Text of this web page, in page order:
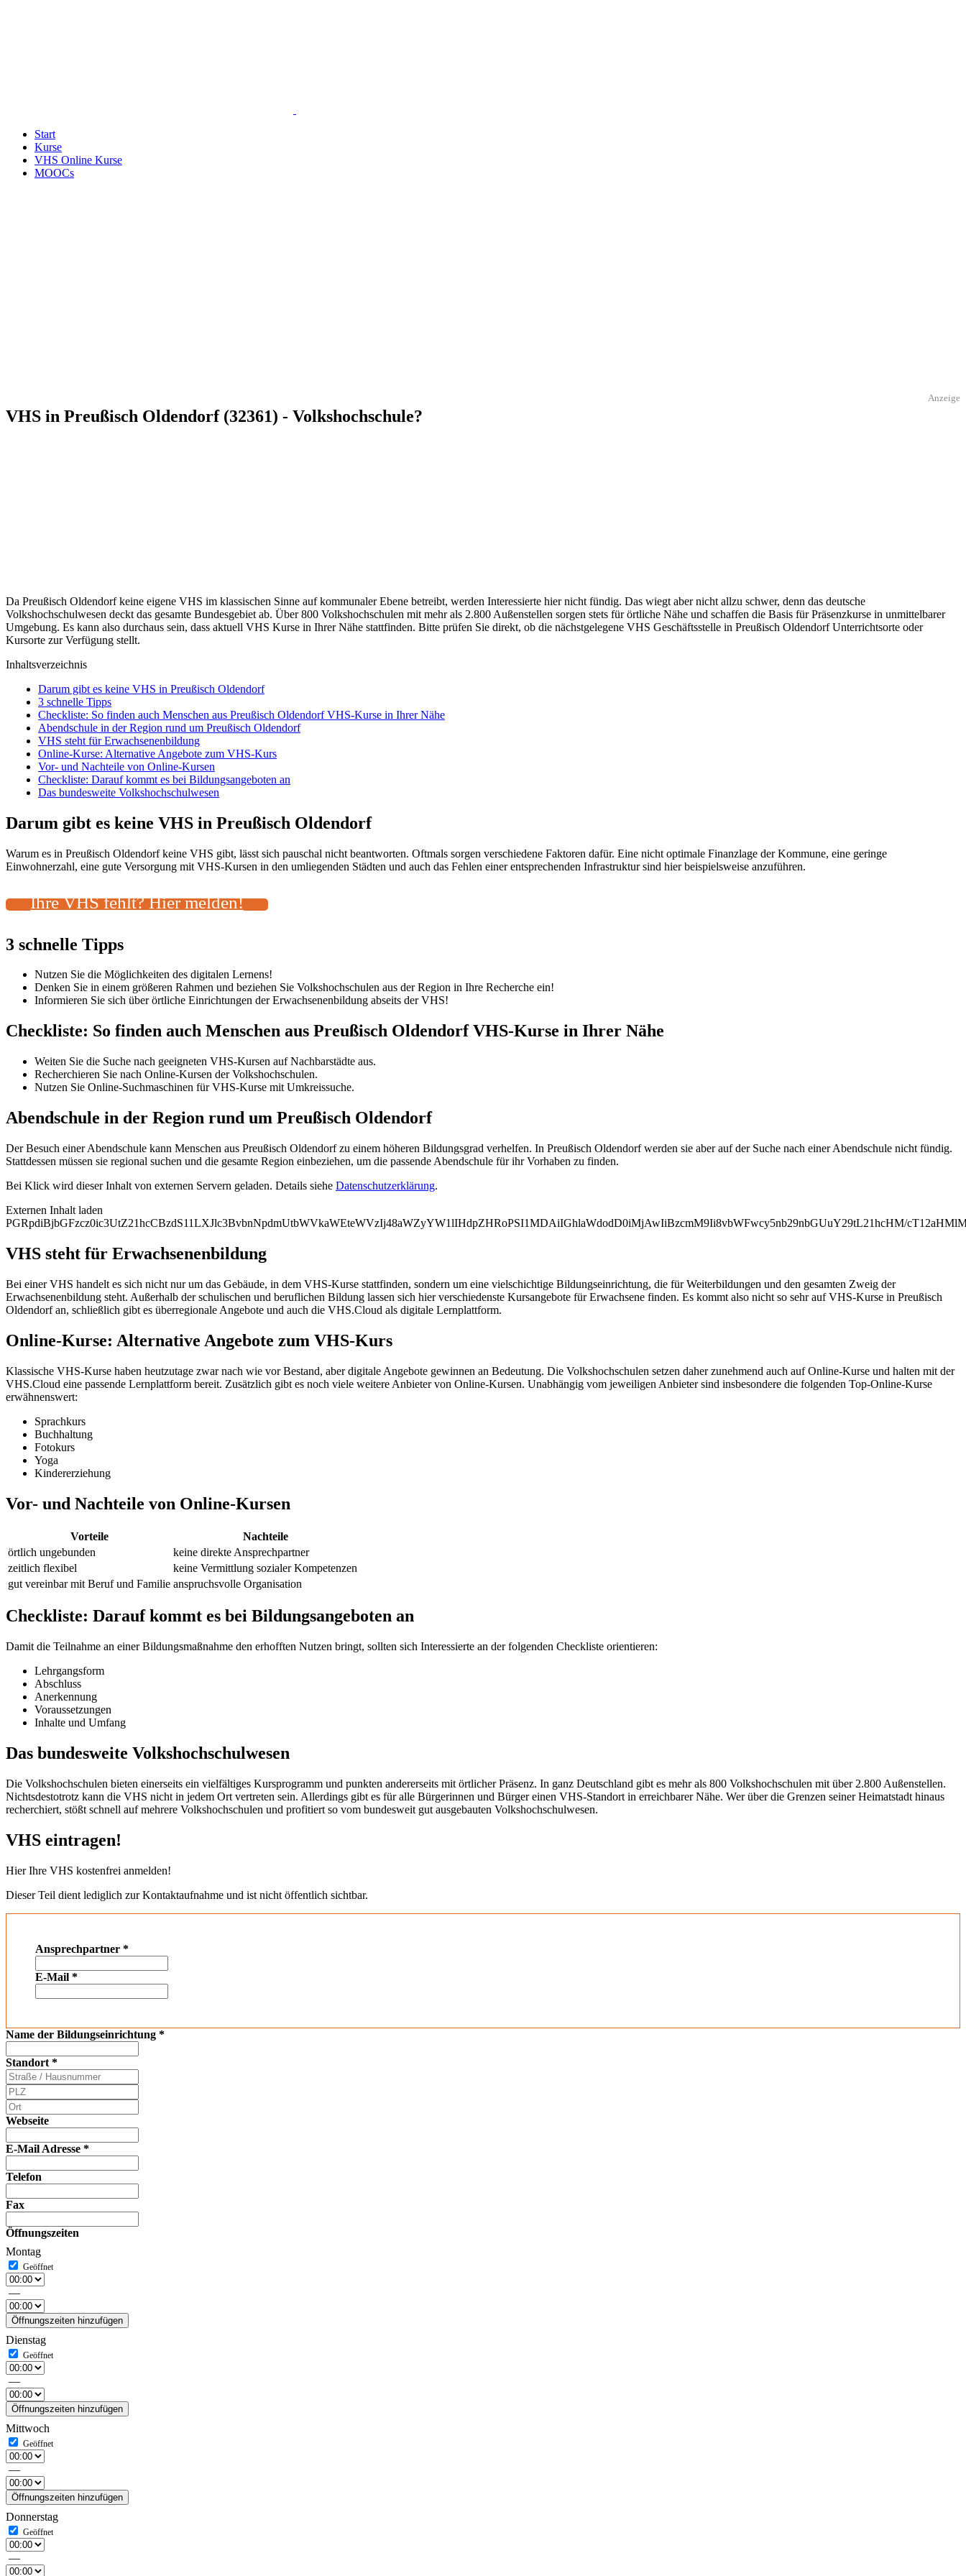
Start
Kurse
VHS Online Kurse
MOOCs
Anzeige
VHS in Preußisch Oldendorf (32361) - Volkshochschule?
Da Preußisch Oldendorf keine eigene VHS im klassischen Sinne auf kommunaler Ebene betreibt, werden Interessierte hier nicht fündig. Das wiegt aber nicht allzu schwer, denn das deutsche
Volkshochschulwesen deckt das gesamte Bundesgebiet ab. Über 800 Volkshochschulen mit mehr als 2.800 Außenstellen sorgen stets für örtliche Nähe und schaffen die Basis für Präsenzkurse in unmittelbarer
Umgebung. Es kann also durchaus sein, dass aktuell VHS Kurse in Ihrer Nähe stattfinden. Bitte prüfen Sie direkt, ob die nächstgelegene VHS Geschäftsstelle in Preußisch Oldendorf Unterrichtsorte oder
Kursorte zur Verfügung stellt.
Inhaltsverzeichnis
Darum gibt es keine VHS in Preußisch Oldendorf
3 schnelle Tipps
Checkliste: So finden auch Menschen aus Preußisch Oldendorf VHS-Kurse in Ihrer Nähe
Abendschule in der Region rund um Preußisch Oldendorf
VHS steht für Erwachsenenbildung
Online-Kurse: Alternative Angebote zum VHS-Kurs
Vor- und Nachteile von Online-Kursen
Checkliste: Darauf kommt es bei Bildungsangeboten an
Das bundesweite Volkshochschulwesen
Darum gibt es keine VHS in Preußisch Oldendorf
Warum es in Preußisch Oldendorf keine VHS gibt, lässt sich pauschal nicht beantworten. Oftmals sorgen verschiedene Faktoren dafür. Eine nicht optimale Finanzlage der Kommune, eine geringe
Einwohnerzahl, eine gute Versorgung mit VHS-Kursen in den umliegenden Städten und auch das Fehlen einer entsprechenden Infrastruktur sind hier beispielsweise anzuführen.
Ihre VHS fehlt? Hier melden!
3 schnelle Tipps
Nutzen Sie die Möglichkeiten des digitalen Lernens!
Denken Sie in einem größeren Rahmen und beziehen Sie Volkshochschulen aus der Region in Ihre Recherche ein!
Informieren Sie sich über örtliche Einrichtungen der Erwachsenenbildung abseits der VHS!
Checkliste: So finden auch Menschen aus Preußisch Oldendorf VHS-Kurse in Ihrer Nähe
Weiten Sie die Suche nach geeigneten VHS-Kursen auf Nachbarstädte aus.
Recherchieren Sie nach Online-Kursen der Volkshochschulen.
Nutzen Sie Online-Suchmaschinen für VHS-Kurse mit Umkreissuche.
Abendschule in der Region rund um Preußisch Oldendorf
Der Besuch einer Abendschule kann Menschen aus Preußisch Oldendorf zu einem höheren Bildungsgrad verhelfen. In Preußisch Oldendorf werden sie aber auf der Suche nach einer Abendschule nicht fündig.
Stattdessen müssen sie regional suchen und die gesamte Region einbeziehen, um die passende Abendschule für ihr Vorhaben zu finden.
Bei Klick wird dieser Inhalt von externen Servern geladen. Details siehe Datenschutzerklärung.
Externen Inhalt laden
PGRpdiBjbGFzcz0ic3UtZ21hcCBzdS11LXJlc3BvbnNpdmUtbWVkaWEteWVzIj48aWZyYW1lIHdpZHRoPSI1MDAiIGhlaWdodD0iMjAwIiBzcmM9Ii8vbWFwcy5nb29nbGUuY29tL21hcHM/
VHS steht für Erwachsenenbildung
Bei einer VHS handelt es sich nicht nur um das Gebäude, in dem VHS-Kurse stattfinden, sondern um eine vielschichtige Bildungseinrichtung, die für Weiterbildungen und den gesamten Zweig der
Erwachsenenbildung steht. Außerhalb der schulischen und beruflichen Bildung lassen sich hier verschiedenste Kursangebote für Erwachsene finden. Es kommt also nicht so sehr auf VHS-Kurse in Preußisch
Oldendorf an, schließlich gibt es überregionale Angebote und auch die VHS.Cloud als digitale Lernplattform.
Online-Kurse: Alternative Angebote zum VHS-Kurs
Klassische VHS-Kurse haben heutzutage zwar nach wie vor Bestand, aber digitale Angebote gewinnen an Bedeutung. Die Volkshochschulen setzen daher zunehmend auch auf Online-Kurse und halten mit der
VHS.Cloud eine passende Lernplattform bereit. Zusätzlich gibt es noch viele weitere Anbieter von Online-Kursen. Unabhängig vom jeweiligen Anbieter sind insbesondere die folgenden Top-Online-Kurse
erwähnenswert:
Sprachkurs
Buchhaltung
Fotokurs
Yoga
Kindererziehung
Vor- und Nachteile von Online-Kursen
Vorteile
Nachteile
örtlich ungebunden
keine direkte Ansprechpartner
zeitlich flexibel
keine Vermittlung sozialer Kompetenzen
gut vereinbar mit Beruf und Familie anspruchsvolle Organisation
Checkliste: Darauf kommt es bei Bildungsangeboten an
Damit die Teilnahme an einer Bildungsmaßnahme den erhofften Nutzen bringt, sollten sich Interessierte an der folgenden Checkliste orientieren:
Lehrgangsform
Abschluss
Anerkennung
Voraussetzungen
Inhalte und Umfang
Das bundesweite Volkshochschulwesen
Die Volkshochschulen bieten einerseits ein vielfältiges Kursprogramm und punkten andererseits mit örtlicher Präsenz. In ganz Deutschland gibt es mehr als 800 Volkshochschulen mit über 2.800 Außenstellen.
Nichtsdestotrotz kann die VHS nicht in jedem Ort vertreten sein. Allerdings gibt es für alle Bürgerinnen und Bürger einen VHS-Standort in erreichbarer Nähe. Wer über die Grenzen seiner Heimatstadt hinaus
recherchiert, stößt schnell auf mehrere Volkshochschulen und profitiert so vom bundesweit gut ausgebauten Volkshochschulwesen.
VHS eintragen!
Hier Ihre VHS kostenfrei anmelden!
Dieser Teil dient lediglich zur Kontaktaufnahme und ist nicht öffentlich sichtbar.
Ansprechpartner *
E-Mail *
Name der Bildungseinrichtung *
Standort *
Webseite
E-Mail Adresse *
Telefon
Fax
Öffnungszeiten
Montag
—
Öffnungszeiten hinzufügen
Dienstag
—
Öffnungszeiten hinzufügen
Mittwoch
—
Öffnungszeiten hinzufügen
Donnerstag
—